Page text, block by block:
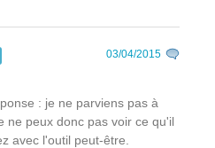
03/04/2015
: je ne parviens pas à
ne peux donc pas voir ce qu'il
avec l'outil peut-être.